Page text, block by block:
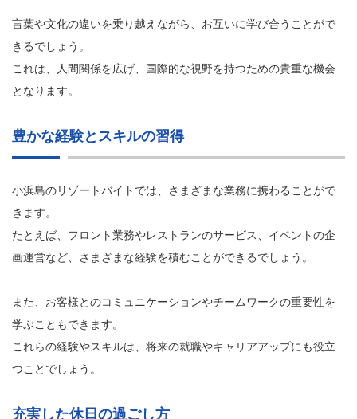
言葉や文化の違いを乗り越えながら、お互いに学び合うことがで
きるでしょう。
これは、人間関係を広げ、国際的な視野を持つための貴重な機会
となります。
豊かな経験とスキルの習得
小浜島のリゾートバイトでは、さまざまな業務に携わることがで
きます。
たとえば、フロント業務やレストランのサービス、イベントの企
画運営など、さまざまな経験を積むことができるでしょう。
また、お客様とのコミュニケーションやチームワークの重要性を
学ぶこともできます。
これらの経験やスキルは、将来の就職やキャリアアップにも役立
つことでしょう。
充実した休日の過ごし方